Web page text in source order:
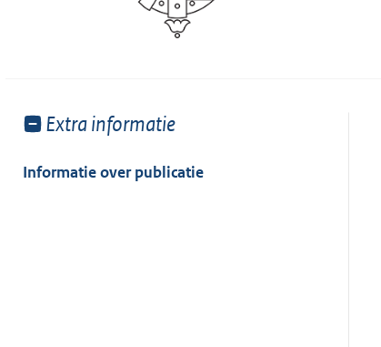
Toon
van:
Extra informatie
Informatie over publicatie